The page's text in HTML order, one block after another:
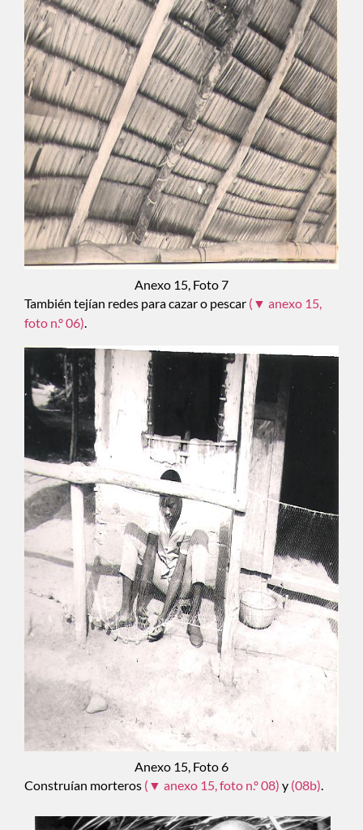
Anexo 15, Foto 7
También tejían redes para cazar o pescar (▼ anexo 15,
foto n.º 06).
Anexo 15, Foto 6
Construían morteros (▼ anexo 15, foto n.º 08) y (08b).